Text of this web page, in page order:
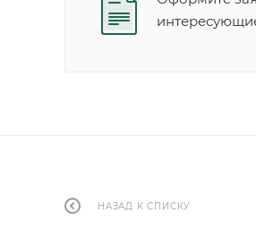
НАЗАД К СПИСКУ